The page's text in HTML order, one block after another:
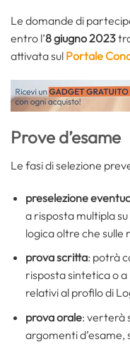
Le domande di
entro l’8 giugno 2023
attivata sul Portale
Prove d’esame
Le fasi di selezione
preselezione
a risposta multipla
logica oltre che sulle
prova scritta: potrà
risposta sintetica o
relativi al profilo di
prova orale: verterà
argomenti d’esame,